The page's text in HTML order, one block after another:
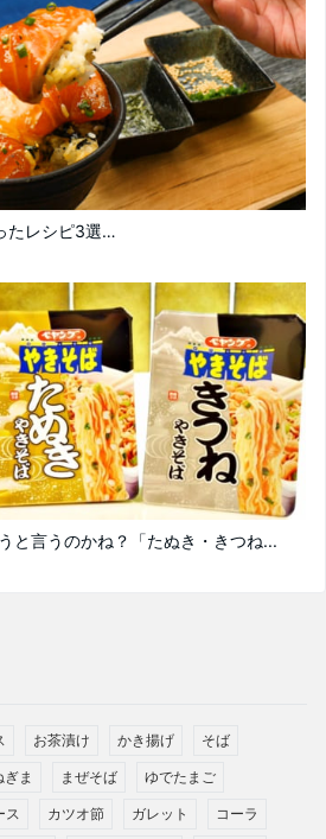
たレシピ3選…
と言うのかね？「たぬき・きつね...
お茶漬け かき揚げ そば
ぎま まぜそば ゆでたまご
ス カツオ節 ガレット コーラ